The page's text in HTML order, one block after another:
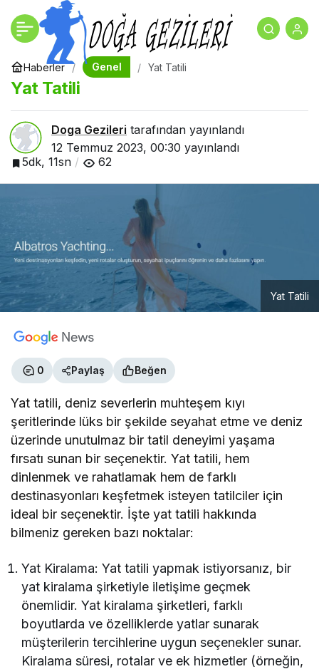
Haberler Genel Yat Tatili
Yat Tatili
Doga Gezileri tarafından yayınlandı
12 Temmuz 2023, 00:30 yayınlandı
5dk, 11sn
62
Yat Tatili
0 Paylaş Beğen
Yat tatili, deniz severlerin muhteşem kıyı
şeritlerinde lüks bir şekilde seyahat etme ve deniz
üzerinde unutulmaz bir tatil deneyimi yaşama
fırsatı sunan bir seçenektir. Yat tatili, hem
dinlenmek ve rahatlamak hem de farklı
destinasyonları keşfetmek isteyen tatilciler için
ideal bir seçenektir. İşte yat tatili hakkında
bilmeniz gereken bazı noktalar:
Yat Kiralama: Yat tatili yapmak istiyorsanız, bir
yat kiralama şirketiyle iletişime geçmek
önemlidir. Yat kiralama şirketleri, farklı
boyutlarda ve özelliklerde yatlar sunarak
müşterilerin tercihlerine uygun seçenekler sunar.
Kiralama süresi, rotalar ve ek hizmetler (örneğin,
Estetik ve Dayanıklılığın
Buluştuğu Motorlu
Pergole Sistemleri
+ - Paylaş